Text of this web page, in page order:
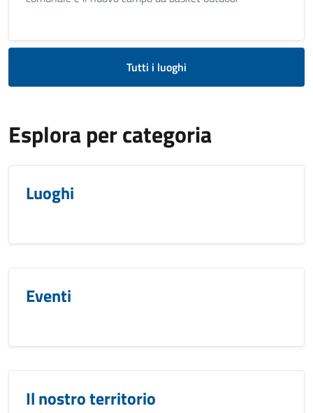
Tutti i luoghi
Esplora per categoria
Luoghi
Eventi
Il nostro territorio